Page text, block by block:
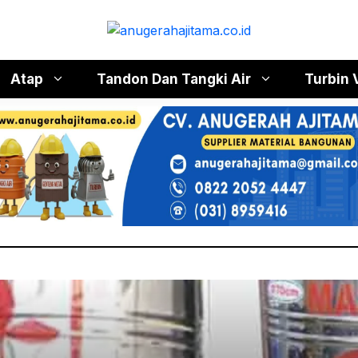
Atap Tandon Dan Tangki Air Turbin